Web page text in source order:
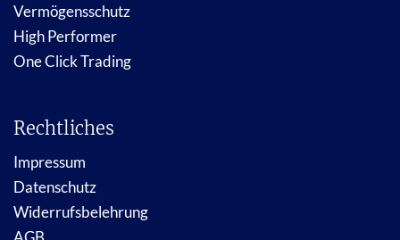
Vermögensschutz
High Performer
One Click Trading
Rechtliches
Impressum
Datenschutz
Widerrufsbelehrung